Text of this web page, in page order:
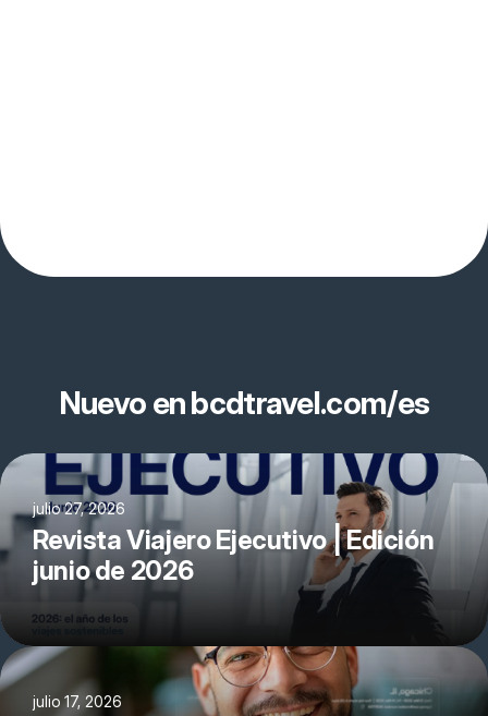
Nuevo en bcdtravel.com/es
julio 27, 2026
Revista Viajero Ejecutivo | Edición
junio de 2026
julio 17, 2026